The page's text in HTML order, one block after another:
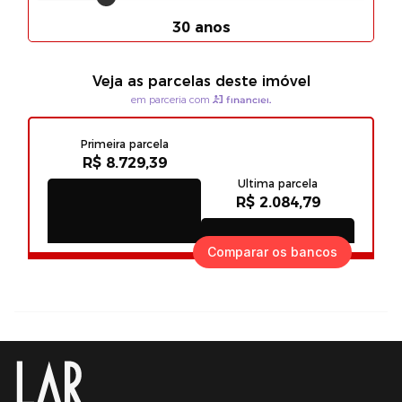
Comparar os bancos